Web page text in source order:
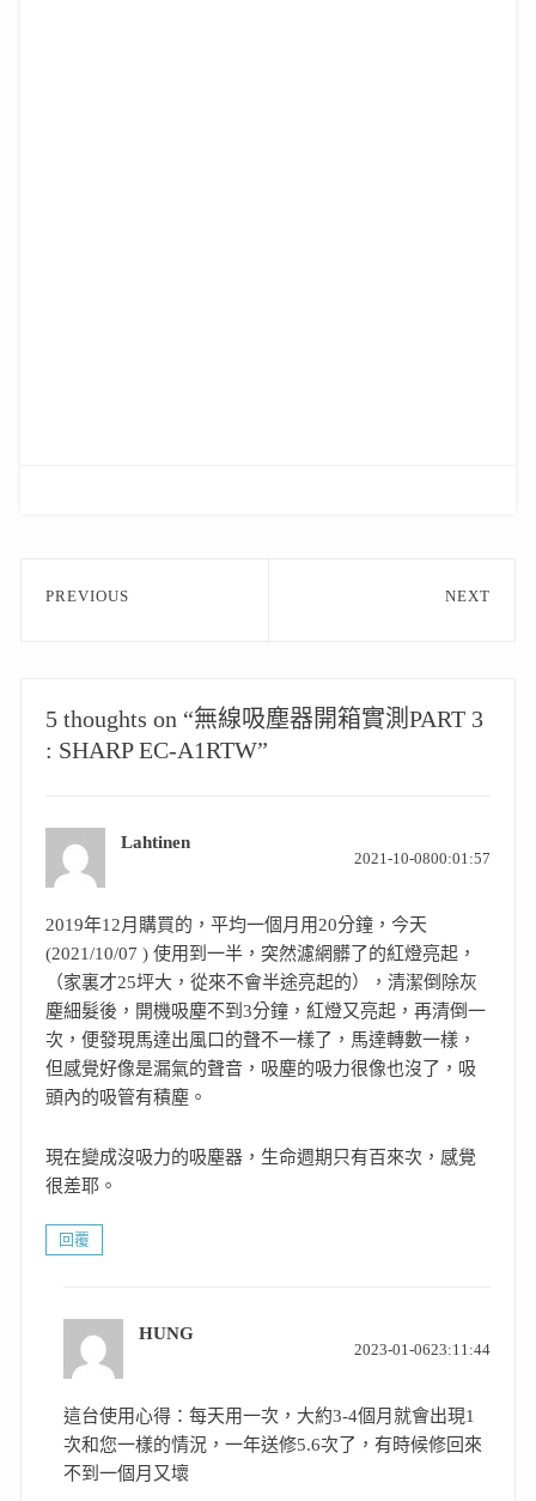
文
PREVIOUS NEXT
5 thoughts on “無線吸塵器開箱實測PART 3
: SHARP EC-A1RTW”
Lahtinen
2021-10-0800:01:57
2019年12月購買的，平均一個月用20分鐘，今天
(2021/10/07 ) 使用到一半，突然濾網髒了的紅燈亮起，
（家裏才25坪大，從來不會半途亮起的），清潔倒除灰
塵細髮後，開機吸塵不到3分鐘，紅燈又亮起，再清倒一
次，便發現馬達出風口的聲不一樣了，馬達轉數一樣，
但感覺好像是漏氣的聲音，吸塵的吸力很像也沒了，吸
頭內的吸管有積塵。
現在變成沒吸力的吸塵器，生命週期只有百來次，感覺
很差耶。
回覆
HUNG
2023-01-0623:11:44
這台使用心得：每天用一次，大約3-4個月就會出現1
次和您一樣的情況，一年送修5.6次了，有時候修回來
不到一個月又壞